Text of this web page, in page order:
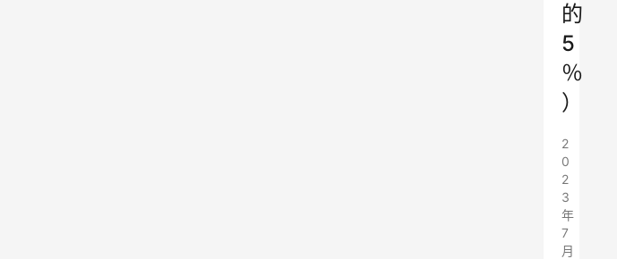
的
5
％
）
2
0
2
3
年
7
月